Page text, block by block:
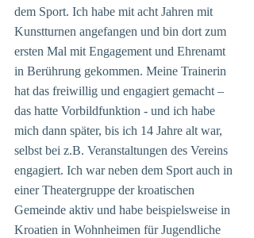
dem Sport. Ich habe mit acht Jahren mit
Kunstturnen angefangen und bin dort zum
ersten Mal mit Engagement und Ehrenamt
in Berührung gekommen. Meine Trainerin
hat das freiwillig und engagiert gemacht –
das hatte Vorbildfunktion - und ich habe
mich dann später, bis ich 14 Jahre alt war,
selbst bei z.B. Veranstaltungen des Vereins
engagiert. Ich war neben dem Sport auch in
einer Theatergruppe der kroatischen
Gemeinde aktiv und habe beispielsweise in
Kroatien in Wohnheimen für Jugendliche